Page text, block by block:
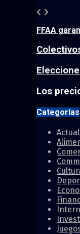
FFAA
Los
Categorías